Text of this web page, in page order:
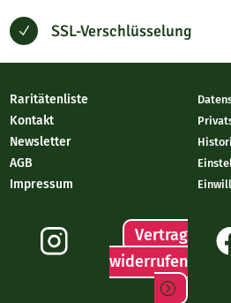
N SSL-Verschlüsselung
Raritätenliste
Kontakt
Newsletter
AGB
Impressum
Vertrag
widerrufen